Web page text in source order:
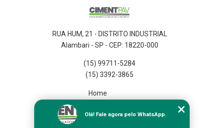
RUA HUM, 21 - DISTRITO INDUSTRIAL
Alambari - SP - CEP: 18220-000
(15) 99711-5284
(15) 3392-3865
Home
Missão
Olá! Fale agora pelo WhatsApp.